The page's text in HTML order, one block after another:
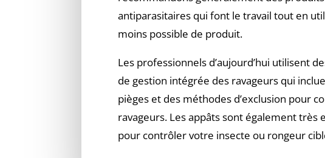
antiparasitaires qui font le travail tout en
moins possible de produit.
Les professionnels d’aujourd’hui utilisent
de gestion intégrée des ravageurs qui
pièges et des méthodes d’exclusion pour
ravageurs. Les appâts sont également très
pour contrôler votre insecte ou rongeur